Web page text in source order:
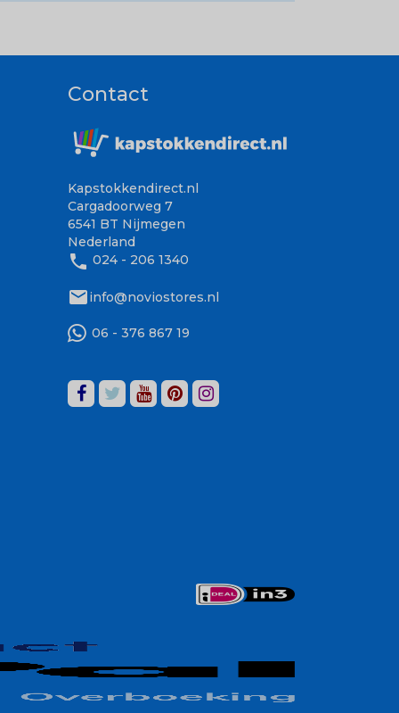
Contact
Kapstokkendirect.nl
Cargadoorweg 7
6541 BT Nijmegen
Nederland
phone 024 - 206 1340
mailinfo@noviostores.nl
06 - 376 867 19